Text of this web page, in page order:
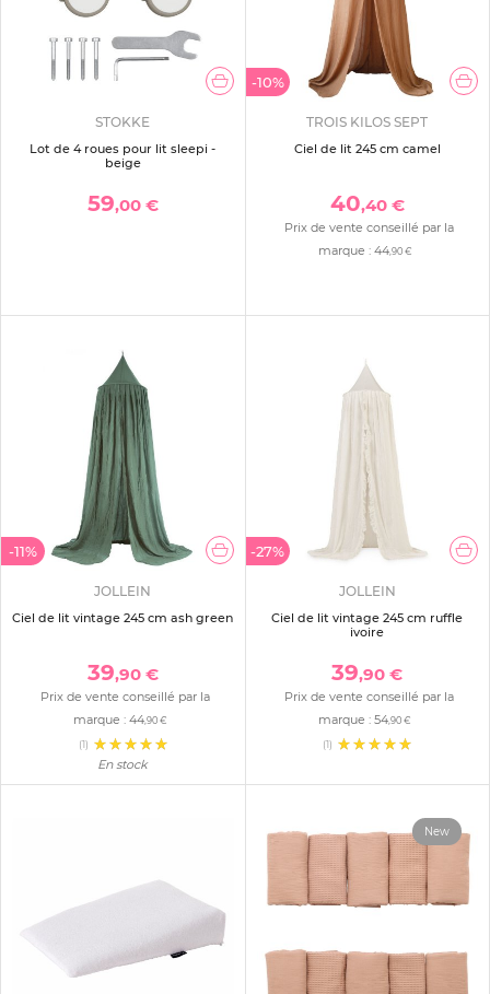
STOKKE
Lot de 4 roues pour lit sleepi -
beige
59,00 €
-10%
TROIS KILOS SEPT
Ciel de lit 245 cm camel
40,40 €
Prix de vente conseillé par la
marque : 44,90 €
-11%
JOLLEIN
Ciel de lit vintage 245 cm ash green
39,90 €
Prix de vente conseillé par la
marque :44,90 €
(1)
En stock
-27%
JOLLEIN
Ciel de lit vintage 245 cm ruffle
ivoire
39,90 €
Prix de vente conseillé par la
marque :54,90 €
(1)
New